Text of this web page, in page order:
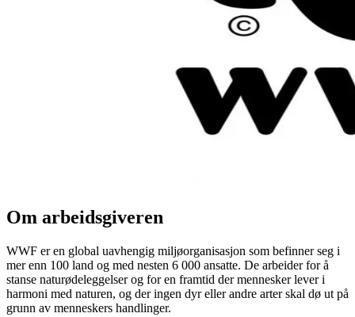
Om arbeidsgiveren
WWF er en global uavhengig miljøorganisasjon som befinner seg i
mer enn 100 land og med nesten 6 000 ansatte. De arbeider for å
stanse naturødeleggelser og for en framtid der mennesker lever i
harmoni med naturen, og der ingen dyr eller andre arter skal dø ut på
grunn av menneskers handlinger.